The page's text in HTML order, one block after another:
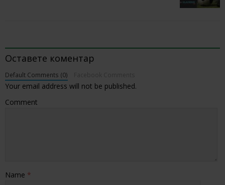
Оставете коментар
Default Comments (0)
Your email address will not be published.
Comment
Name *